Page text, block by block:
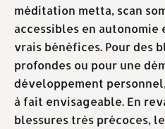
méditation metta, scan
accessibles en
vrais bénéfices. Pour des
profondes ou pour une
développement
à fait envisageable. En
blessures très précoces,